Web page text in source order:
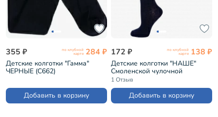
355 ₽ по клубной
карте 284 ₽
Детские колготки "Гамма"
ЧЕРНЫЕ (С662)
Добавить в корзину
172 ₽ по клубной
карте 138 ₽
Детские колготки "НАШЕ"
Смоленской чулочной
фабрики рис. 1, ТЕМНО-
СИНИЕ №3-1 (124С8)
1 Отзыв
Добавить в корзину